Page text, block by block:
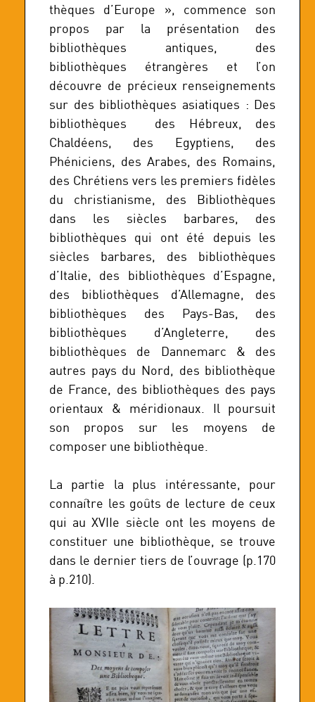
thèques d’Europe », commence son
propos par la présentation des
bibliothèques antiques, des
bibliothèques étrangères et l’on
découvre de précieux renseignements
sur des bibliothèques asiatiques : Des
bibliothèques des Hébreux, des
Chaldéens, des Egyptiens, des
Phéniciens, des Arabes, des Romains,
des Chrétiens vers les premiers fidèles
du christianisme, des Bibliothèques
dans les siècles barbares, des
bibliothèques qui ont été depuis les
siècles barbares, des bibliothèques
d’Italie, des bibliothèques d’Espagne,
des bibliothèques d’Allemagne, des
bibliothèques des Pays-Bas, des
bibliothèques d’Angleterre, des
bibliothèques de Dannemarc & des
autres pays du Nord, des bibliothèque
de France, des bibliothèques des pays
orientaux & méridionaux. Il poursuit
son propos sur les moyens de
composer une bibliothèque.
La partie la plus intéressante, pour
connaître les goûts de lecture de ceux
qui au XVIIe siècle ont les moyens de
constituer une bibliothèque, se trouve
dans le dernier tiers de l’ouvrage (p.170
à p.210).